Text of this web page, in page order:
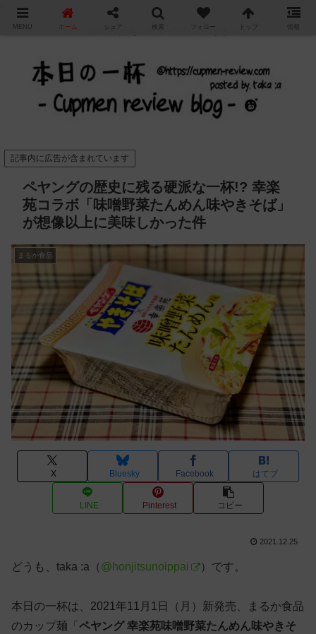
カップ麺の新商品をレビュー / アレンジするブログ
記事内に広告が含まれています
ペヤングの歴史に残る硬派な一杯!? 幸楽
苑コラボ「味噌野菜たんめん味やきそば」
が想像以上に美味しかった件
まるか食品
X Bluesky Facebook はてブ
LINE Pinterest コピー
2021.12.25
どうも、taka :a（ @honjitsunoippai ）です。
本日の一杯は、2021年11月1日（月）新発売、まるか食品
のカップ麺「 ペヤング 幸楽苑味噌野菜たんめん味やきそ
MENU ホーム シェア 検索 フォロー トップ 情報